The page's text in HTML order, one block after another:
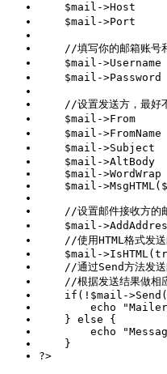
$mail->Host
$mail->Port
//填写你的邮箱账号
$mail->Username
$mail->Password
//设置发送方，最好
$mail->From
$mail->FromName
$mail->Subject
$mail->WordWrap
//设置邮件接收方的
$mail-
//使用HTML格式发
    $mail->IsHTML(
//通过Send方法发送
//根据发送结果做相
if
echo
    }
else
echo
?>